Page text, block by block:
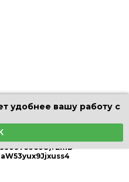
сайта не являются
фотографии, в разделах
ERID
удобнее вашу работу с